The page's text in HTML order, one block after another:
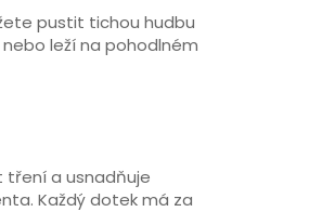
pustit tichou hudbu
leží na pohodlném
tření a usnadňuje
Každý dotek má za